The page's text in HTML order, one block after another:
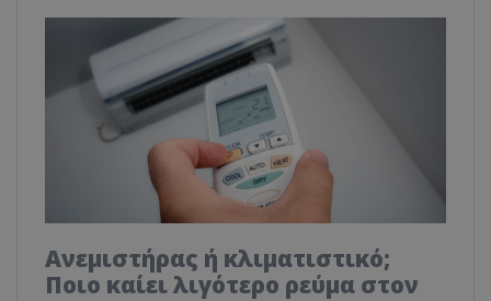
Ανεμιστήρας ή κλιματιστικό;
Ποιο καίει λιγότερο ρεύμα στον